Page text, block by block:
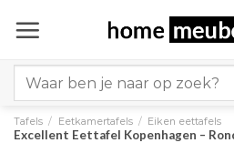
naar
for:
Tafels / Eetkamertafels / Eiken eettafels
Excellent Eettafel Kopenhagen –